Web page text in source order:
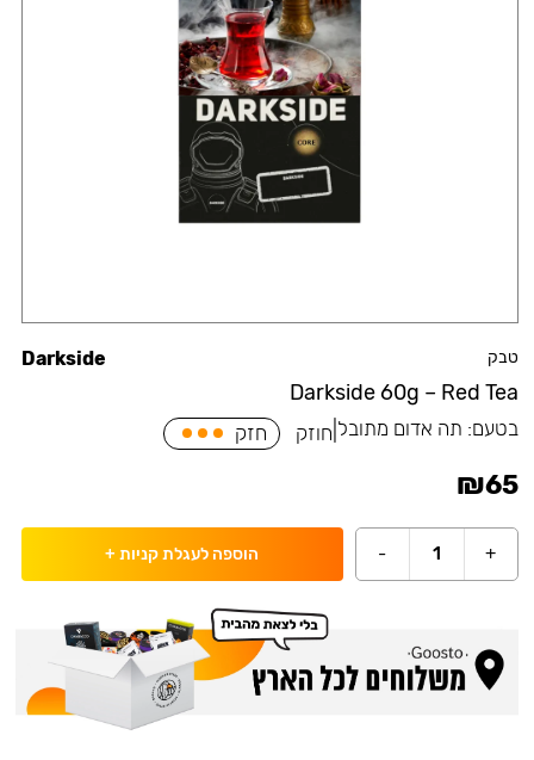
טבק
Darkside 60g – Red Tea
Darkside
בטעם: תה אדום מתובל חוזק חזק
₪65
+
1
- הוספה לעגלת קניות +